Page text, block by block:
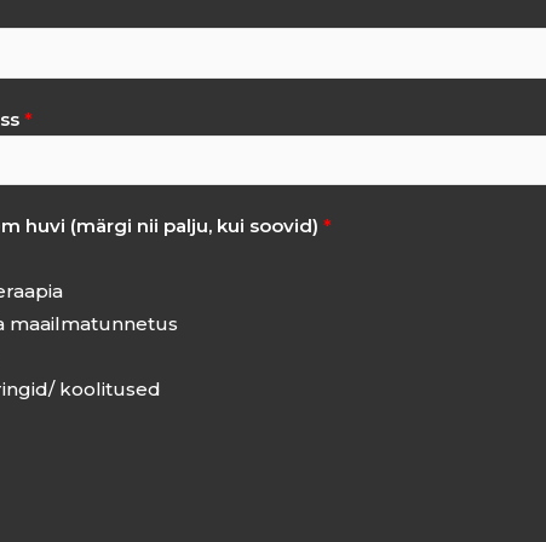
*
huvi (märgi nii palju, kui soovid)*
maailmatunnetus
koolitused